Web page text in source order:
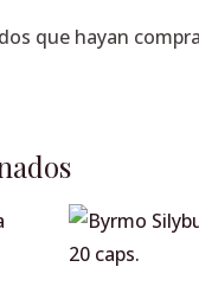
que hayan